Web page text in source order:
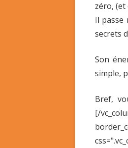
zéro, (et
Il passe
secrets
Son
simple,
Bref,
[/